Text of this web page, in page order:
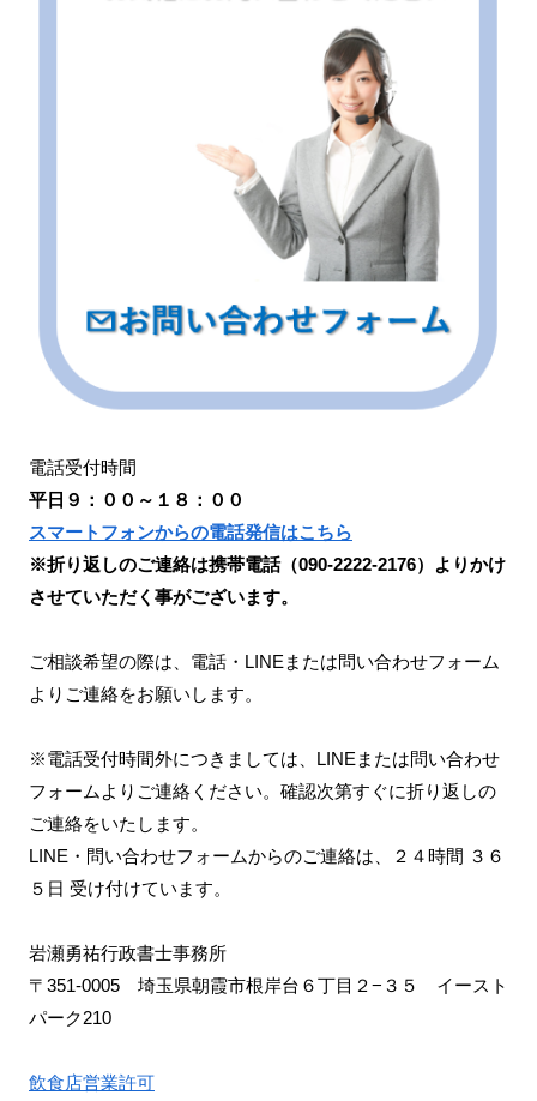
電話受付時間
平日９：００～１８：００
スマートフォンからの電話発信はこちら
※折り返しのご連絡は携帯電話（090-2222-2176）よりかけ
させていただく事がございます。
ご相談希望の際は、電話・LINEまたは問い合わせフォーム
よりご連絡をお願いします。
※電話受付時間外につきましては、LINEまたは問い合わせ
フォームよりご連絡ください。確認次第すぐに折り返しの
ご連絡をいたします。
LINE・問い合わせフォームからのご連絡は、２４時間 ３６
５日 受け付けています。
岩瀬勇祐行政書士事務所
〒351-0005 埼玉県朝霞市根岸台６丁目２−３５ イースト
パーク210
飲食店営業許可